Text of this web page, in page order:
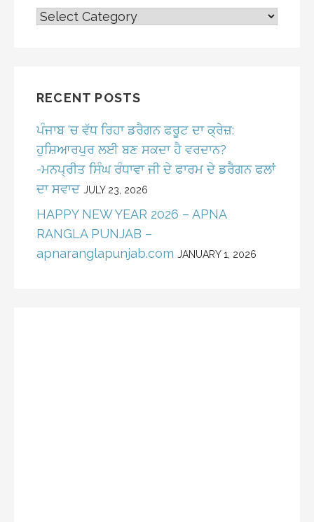
CATEGORIES
RECENT POSTS
ਪੰਜਾਬ ‘ਚ ਵੱਧ ਰਿਹਾ ਡਰੈਗਨ ਫਰੂਟ ਦਾ ਕ੍ਰੇਜ਼:
ਹੁਸ਼ਿਆਰਪੁਰ ਲਈ ਬਣ ਸਕਦਾ ਹੈ ਵਰਦਾਨ?
-ਮਨਪ੍ਰੀਤ ਸਿੰਘ ਰੰਧਾਵਾ ਜੀ ਦੇ ਫਾਰਮ ਦੇ ਡਰੈਗਨ ਫਲਾਂ
ਦਾ ਸਵਾਦ JULY 23, 2026
HAPPY NEW YEAR 2026 – APNA
RANGLA PUNJAB –
apnaranglapunjab.com JANUARY 1, 2026